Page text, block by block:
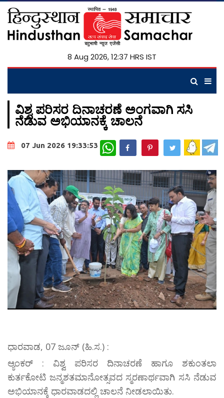
8 Aug 2026, 12:37 HRS IST
ವಿಶ್ವ ಪರಿಸರ ದಿನಾಚರಣೆ ಅಂಗವಾಗಿ ಸಸಿ
ನೆಡುವ ಅಭಿಯಾನಕ್ಕೆ ಚಾಲನೆ
07 Jun 2026 19:33:53 WhatsApp
ಧಾರವಾಡ, 07 ಜೂನ್ (ಹಿ.ಸ.) :
ಆ್ಯಂಕರ್ : ವಿಶ್ವ ಪರಿಸರ ದಿನಾಚರಣೆ ಹಾಗೂ ಶಕುಂತಲಾ
ಕುರ್ತಕೋಟಿ ಜನ್ಮಶತಮಾನೋತ್ಸವದ ಸ್ಮರಣಾರ್ಥವಾಗಿ ಸಸಿ ನೆಡುವ
ಅಭಿಯಾನಕ್ಕೆ ಧಾರವಾಡದಲ್ಲಿ ಚಾಲನೆ ನೀಡಲಾಯಿತು.